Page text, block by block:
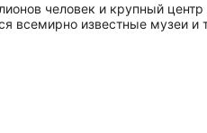
человек и крупный
всемирно известные музеи